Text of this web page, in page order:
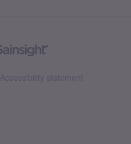
Accessibility statement